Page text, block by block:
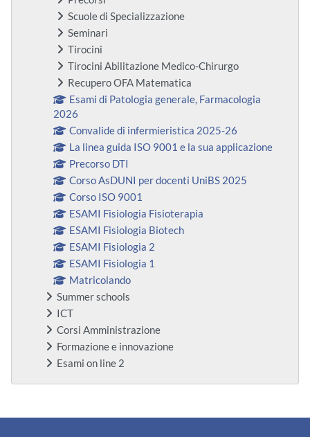
Scuole di Specializzazione
Seminari
Tirocini
Tirocini Abilitazione Medico-Chirurgo
Recupero OFA Matematica
Esami di Patologia generale, Farmacologia
2026
Convalide di infermieristica 2025-26
La linea guida ISO 9001 e la sua applicazione
Precorso DTI
Corso AsDUNI per docenti UniBS 2025
Corso ISO 9001
ESAMI Fisiologia Fisioterapia
ESAMI Fisiologia Biotech
ESAMI Fisiologia 2
ESAMI Fisiologia 1
Matricolando
Summer schools
ICT
Corsi Amministrazione
Formazione e innovazione
Esami on line 2
Blocchi supplementari